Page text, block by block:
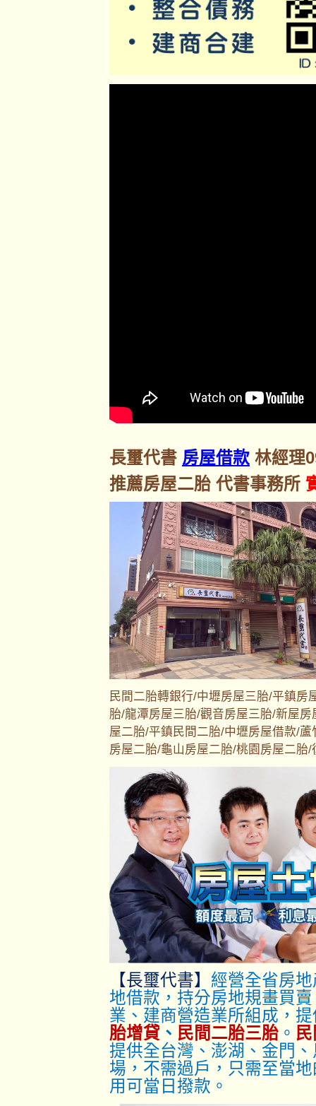
長璽代書 房屋借款 林經理
推薦房屋二胎 代書事務所
民間二胎轉銀行/中壢房屋三胎/平鎮房
胎/龍潭房屋三胎/觀音房屋三胎/新屋
屋二胎/平鎮民間二胎/中壢房屋借款/
房屋二胎/龜山房屋二胎/桃園房屋二胎/
【長璽代書】 經營全省房
地借款，持分房地規畫買
業、建商營造業所組成，
胎增貸 、 民間二胎三胎 。
提供全台灣、澎湖、金門
場，不需過戶，只需至當
用可當日撥款。